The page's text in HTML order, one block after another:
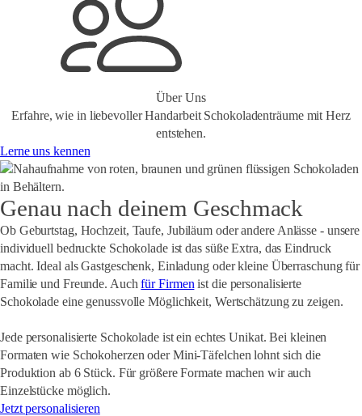
Über Uns
Erfahre, wie in liebevoller Handarbeit Schokoladenträume mit Herz
entstehen.
Lerne uns kennen
Genau nach deinem Geschmack
ObGeburtstag, Hochzeit, Taufe, Jubiläum oder andere Anlässe - unsere
individuell bedruckte Schokolade ist das süße Extra, das Eindruck
macht. Ideal als Gastgeschenk, Einladung oder kleine Überraschung für
Familie und Freunde. Auchfür Firmen ist die personalisierte
Schokolade eine genussvolle Möglichkeit, Wertschätzung zu zeigen.
Jede personalisierte Schokolade ist ein echtes Unikat. Bei kleinen
Formaten wie Schokoherzen oder Mini-Täfelchen lohnt sich die
Produktion ab 6 Stück. Für größere Formate machen wir auch
Einzelstücke möglich.
Jetzt personalisieren